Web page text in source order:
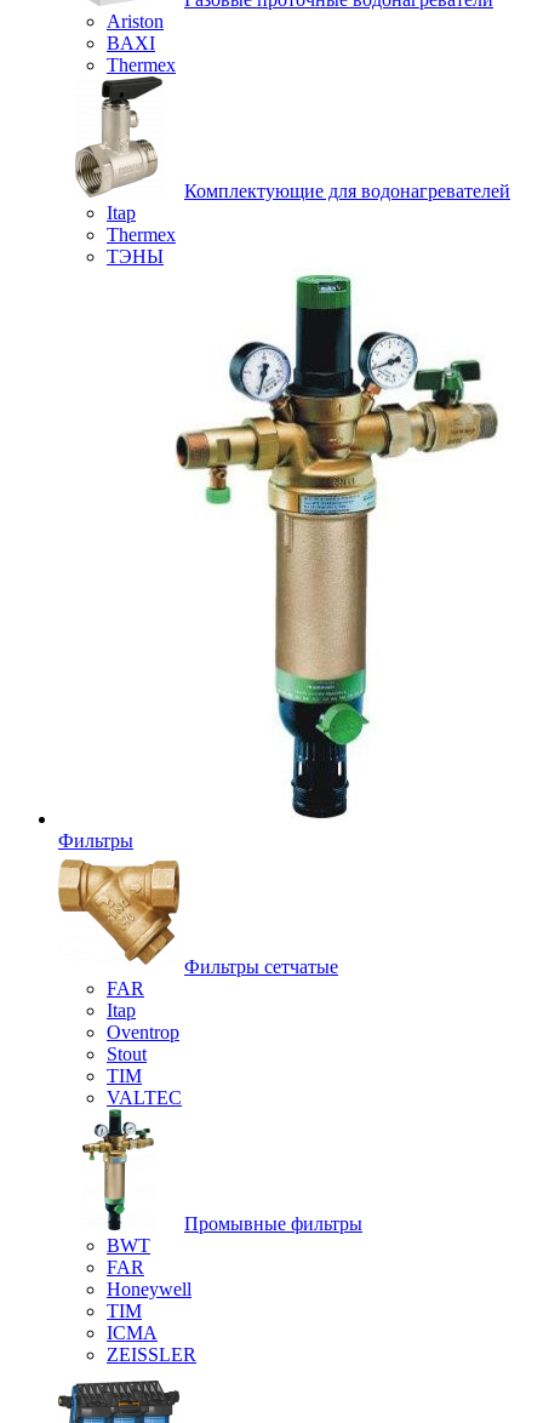
Ariston
BAXI
Thermex
Комплектующие для водонагревателей
Itap
Thermex
ТЭНЫ
Фильтры
Фильтры сетчатые
FAR
Itap
Oventrop
Stout
TIM
VALTEC
Промывные фильтры
BWT
FAR
Honeywell
TIM
ICMA
ZEISSLER